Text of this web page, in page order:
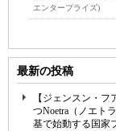
エンタープライズ)
最新の投稿
【ジェンスン・
つNoetra（ノエト
基で始動する国家